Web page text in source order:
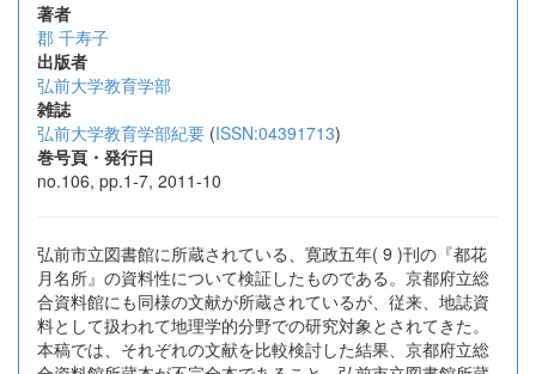
著者
郡 千寿子
出版者
弘前大学教育学部
雑誌
弘前大学教育学部紀要 (ISSN:04391713)
巻号頁・発行日
no.106, pp.1-7, 2011-10
弘前市立図書館に所蔵されている、寛政五年( 9 )刊の『都花
月名所』の資料性について検証したものである。京都府立総
合資料館にも同様の文献が所蔵されているが、従来、地誌資
料として扱われて地理学的分野での研究対象とされてきた。
本稿では、それぞれの文献を比較検討した結果、京都府立総